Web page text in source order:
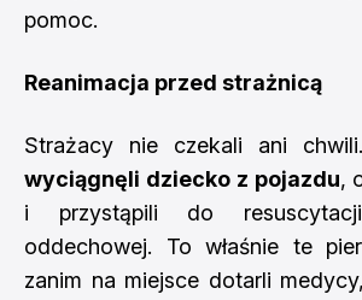
pomoc.
Reanimacja przed strażnicą
Strażacy nie czekali ani
wyciągnęli dziecko z pojazdu,
i przystąpili do
oddechowej. To właśnie te
zanim na miejsce dotarli